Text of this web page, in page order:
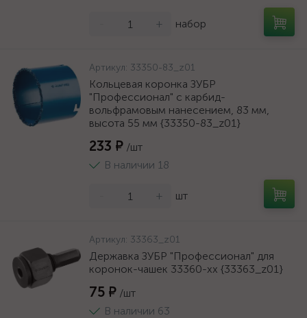
+ набор
Артикул: 33350-83_z01
Кольцевая коронка ЗУБР
"Профессионал" c карбид-
вольфрамовым нанесением, 83 мм,
высота 55 мм {33350-83_z01}
233 ₽ /шт
В наличии 18
+ шт
Артикул: 33363_z01
Державка ЗУБР "Профессионал" для
коронок-чашек 33360-хх {33363_z01}
75 ₽ /шт
В наличии 63